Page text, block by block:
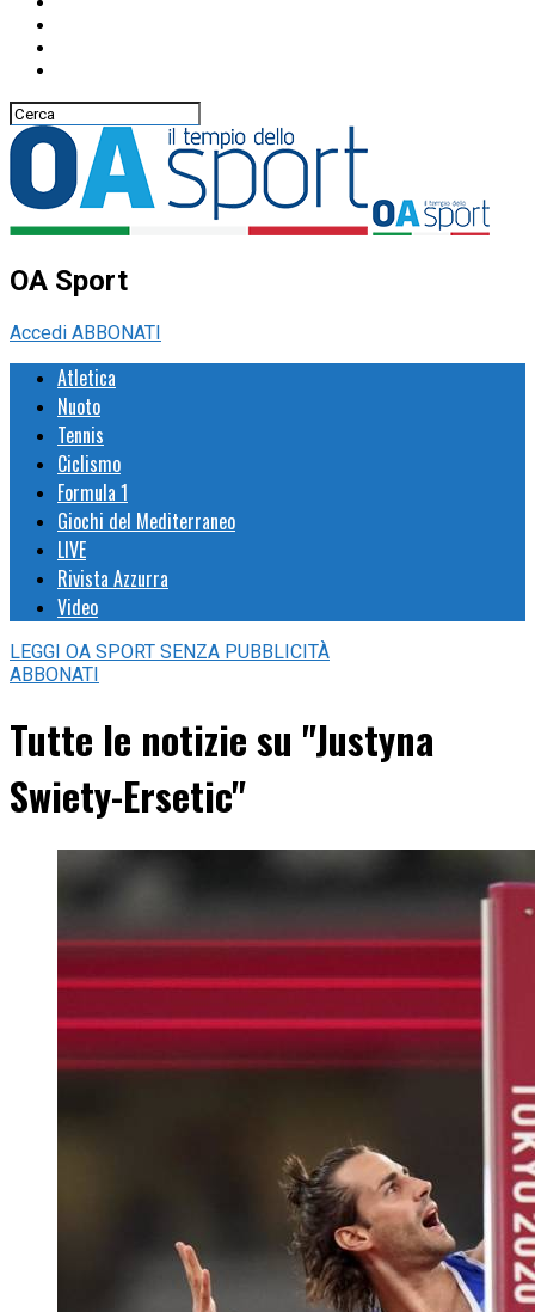
OA Sport
Accedi ABBONATI
Atletica
Nuoto
Tennis
Ciclismo
Formula 1
Giochi del Mediterraneo
LIVE
Rivista Azzurra
Video
LEGGI OA SPORT SENZA PUBBLICITÀ
ABBONATI
Tutte le notizie su "Justyna
Swiety-Ersetic"